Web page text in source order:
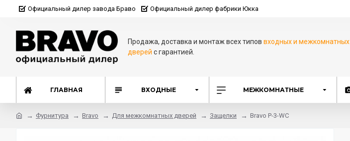
Официальный дилер завода Браво Официальный дилер фабрики Юкка
Продажа, доставка и монтаж всех типоввходных и межкомнатных
дверей с гарантией.
ГЛАВНАЯ ВХОДНЫЕ МЕЖКОМНАТНЫЕ
Фурнитура Bravo Для межкомнатных дверей Защелки Bravo P-3-WC